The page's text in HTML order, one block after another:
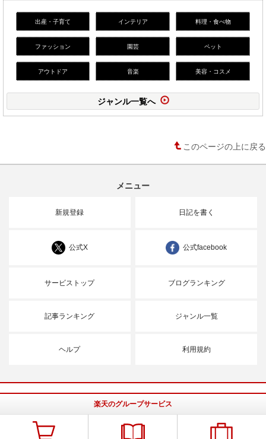
出産・子育て インテリア 料理・食べ物
ファッション 園芸 ペット
アウトドア 音楽 美容・コスメ
ジャンル一覧へ
このページの上に戻る
メニュー
新規登録 日記を書く
公式X 公式facebook
サービストップ ブログランキング
記事ランキング ジャンル一覧
ヘルプ 利用規約
楽天のグループサービス